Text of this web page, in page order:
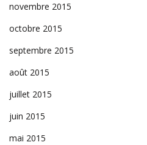
novembre 2015
octobre 2015
septembre 2015
août 2015
juillet 2015
juin 2015
mai 2015